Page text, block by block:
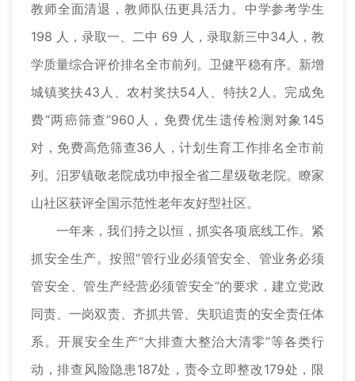
教师全面清退，教师队伍更具活力。中学参考学生
198 人，录取一、二中 69 人，录取新三中34人，教
学质量综合评价排名全市前列。卫健平稳有序。新增
城镇奖扶43人、农村奖扶54人、特扶2人。完成免
费“两癌筛查”960人，免费优生遗传检测对象145
对，免费高危筛查36人，计划生育工作排名全市前
列。汨罗镇敬老院成功申报全省二星级敬老院。瞭家
山社区获评全国示范性老年友好型社区。
一年来，我们持之以恒，抓实各项底线工作。紧
抓安全生产。按照“管行业必须管安全、管业务必须
管安全、管生产经营必须管安全”的要求，建立党政
同责、一岗双责、齐抓共管、失职追责的安全责任体
系。开展安全生产“大排查大整治大清零”等各类行
动，排查风险隐患187处，责令立即整改179处，限